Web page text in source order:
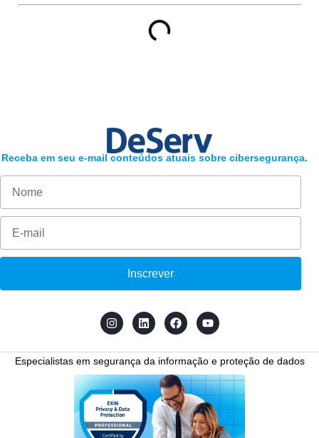
Receba em seu e-mail conteúdos atuais sobre cibersegurança.
Inscrever
Especialistas em segurança da informação e proteção de dados